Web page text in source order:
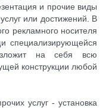
и прочие виды
или достижений. В
рекламного носителя
специализирующейся
на себя всю
конструкции любой
услуг - установка